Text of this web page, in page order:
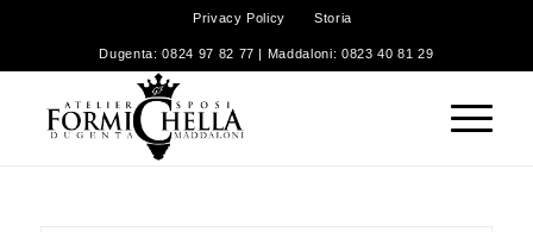
Privacy Policy Storia
Dugenta: 0824 97 82 77 | Maddaloni: 0823 40 81 29